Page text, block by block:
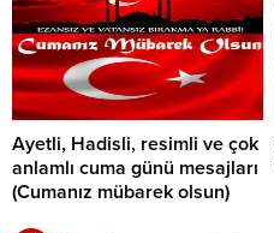
Ayetli, Hadisli, resimli ve çok
anlamlı cuma günü mesajları
(Cumanız mübarek olsun)